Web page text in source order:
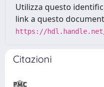
Utilizza questo
link a questo
https://hdl.handle.net/
Citazioni